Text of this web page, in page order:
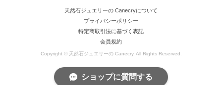
天然石ジュエリーの Canecryについて
プライバシーポリシー
特定商取引法に基づく表記
会員規約
Copyright © 天然石ジュエリーの Canecry. All Rights Reserved.
ショップに質問する